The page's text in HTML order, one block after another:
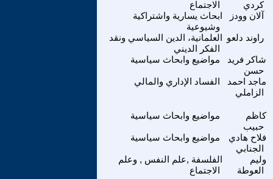
الاجتماع
كردي
ابحاث يسارية واشتراكية
وشيوعية
آلان وودز
العلمانية، الدين السياسي ونقد
الفكر الديني
راوند دلعو
مواضيع وابحاث سياسية
شاكر فريد
حسن
الفساد الإداري والمالي
ماجد احمد
الزاملي
مواضيع وابحاث سياسية
كاظم
حبيب
مواضيع وابحاث سياسية
فلاح هادي
الجنابي
الفلسفة ,علم النفس , وعلم
الاجتماع
وليم
العوطة